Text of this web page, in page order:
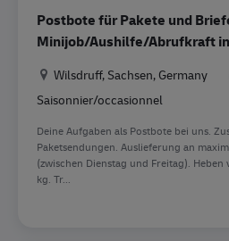
Postbote für Pakete und
Minijob/Aushilfe/Abrufkraft
Location
Wilsdruff, Sachsen, Germany
Saisonnier/occasionnel
Deine Aufgaben als Postbote bei uns.
Paketsendungen. Auslieferung an
(zwischen Dienstag und Freitag).
kg. Tr...